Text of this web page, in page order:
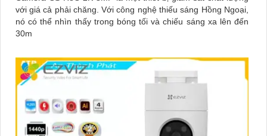
với giá cả phải chăng. Với công nghệ thiếu sáng Hồng Ngoại,
nó có thể nhìn thấy trong bóng tối và chiếu sáng xa lên đến
30m